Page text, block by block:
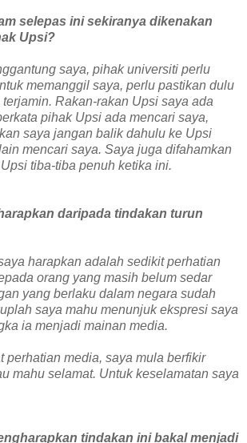
selepas ini sekiranya dikenakan
Upsi?
saya, pihak universiti perlu
memanggil saya, perlu pastikan dulu
Rakan-rakan Upsi saya ada
pihak Upsi ada mencari saya,
saya jangan balik dahulu ke Upsi
mencari saya. Saya juga difahamkan
tiba-tiba penuh ketika ini.
daripada tindakan turun
harapkan adalah sedikit perhatian
orang yang masih belum sedar
yang berlaku dalam negara sudah
saya mahu menunjuk ekspresi saya
ia menjadi mainan media.
perhatian media, saya mula berfikir
mahu selamat. Untuk keselamatan saya
tindakan ini bakal menjadi